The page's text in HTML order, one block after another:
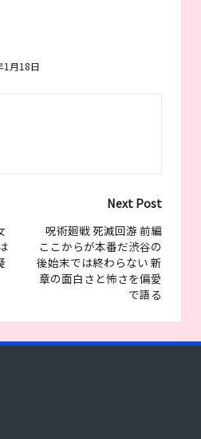
月18日
Next Post
呪術廻戦 死滅回游 前編
ここからが本番だ渋谷の
後始末では終わらない 新
章の面白さと怖さを偏愛
で語る